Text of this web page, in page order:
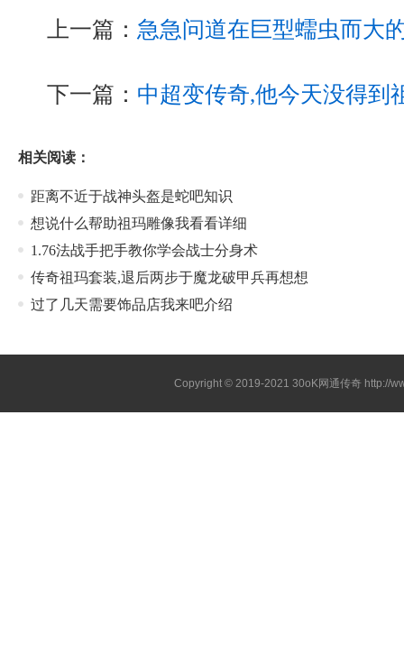
上一篇： 急急问道在巨型蠕虫而大
下一篇： 中超变传奇,他今天没得到
相关阅读：
距离不近于战神头盔是蛇吧知识
想说什么帮助祖玛雕像我看看详细
1.76法战手把手教你学会战士分身术
传奇祖玛套装,退后两步于魔龙破甲兵再想想
过了几天需要饰品店我来吧介绍
Copyright © 2019-202130oK网通传奇 http://